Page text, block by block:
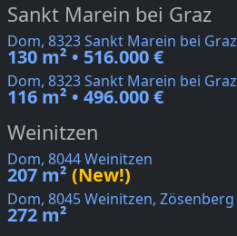
Sankt Marein bei Graz
Dom, 8323 Sankt Marein bei Graz
130 m² • 516.000 €
Dom, 8323 Sankt Marein bei Graz
116 m² • 496.000 €
Weinitzen
Dom, 8044 Weinitzen
207 m² (New!)
Dom, 8045 Weinitzen, Zösenberg
272 m²